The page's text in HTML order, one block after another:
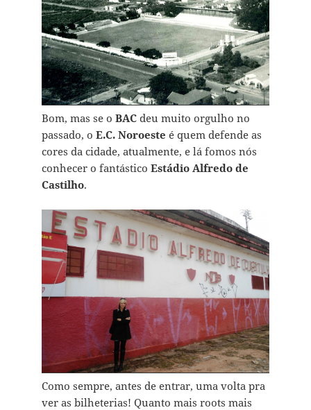
Bom, mas se o BACdeu muito orgulho no
passado, o E.C. Noroeste é quem defende as
cores da cidade, atualmente, e lá fomos nós
conhecer o fantástico Estádio Alfredo de
Castilho.
Como sempre, antes de entrar, uma volta pra
ver as bilheterias! Quanto mais roots mais